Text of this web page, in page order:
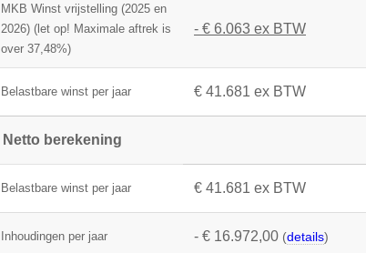
MKB Winst vrijstelling (2025 en
2026) (let op! Maximale aftrek is
over 37,48%)
- € 6.063 ex BTW
Belastbare winst per jaar € 41.681 ex BTW
Netto berekening
Belastbare winst per jaar € 41.681 ex BTW
Inhoudingen per jaar - € 16.972,00 (details)